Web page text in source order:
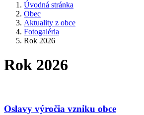
Úvodná stránka
Obec
Aktuality z obce
Fotogaléria
Rok 2026
Rok 2026
Oslavy výročia vzniku obce